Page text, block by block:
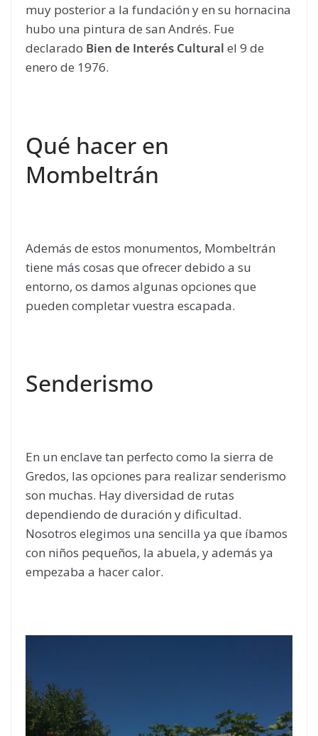
muy posterior a la fundación y en su hornacina
hubo una pintura de san Andrés. Fue
declarado Bien de Interés Cultural el 9 de
enero de 1976.
Qué hacer en
Mombeltrán
Además de estos monumentos, Mombeltrán
tiene más cosas que ofrecer debido a su
entorno, os damos algunas opciones que
pueden completar vuestra escapada.
Senderismo
En un enclave tan perfecto como la sierra de
Gredos, las opciones para realizar senderismo
son muchas. Hay diversidad de rutas
dependiendo de duración y dificultad.
Nosotros elegimos una sencilla ya que íbamos
con niños pequeños, la abuela, y además ya
empezaba a hacer calor.